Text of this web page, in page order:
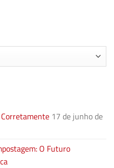
17 de junho de
O Futuro